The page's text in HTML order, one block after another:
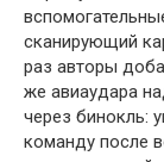
сканирующий
раз авторы
же авиаудара
через бинокль:
команду после